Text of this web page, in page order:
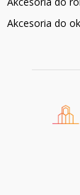
Akcesoria do